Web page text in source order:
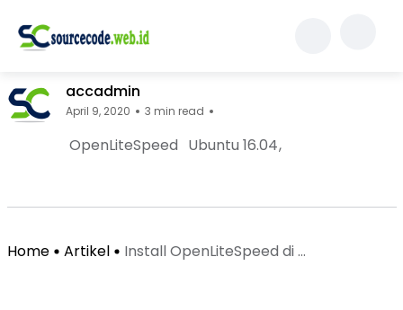
Artikel
Install OpenLiteSpeed ​​di Ubuntu 16.04
accadmin
April 9, 2020 3 min read
OpenLiteSpeed Ubuntu 16.04
Home Artikel Install OpenLiteSpeed ​​di ...